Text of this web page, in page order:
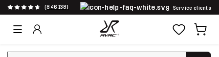
(846 138) Service clients